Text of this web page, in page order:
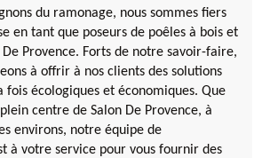
du ramonage, nous sommes fiers
en tant que poseurs de poêles à bois et
Provence. Forts de notre savoir-faire,
à offrir à nos clients des solutions
fois écologiques et économiques. Que
centre de Salon De Provence, à
environs, notre équipe de
à votre service pour vous fournir des